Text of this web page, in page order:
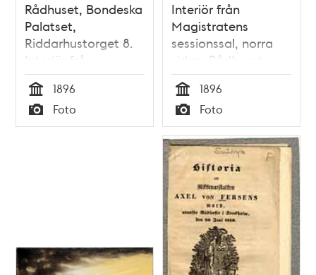
Rådhuset, Bondeska
Palatset,
Riddarhustorget 8.
Interiör från
magistratens
sessionssal, södra
delen
Tid
1896
Typ
Foto
Interiör från
Magistratens
sessionssal, norra
sidan. Rådhuset,
Bondeska palatset,
Myntgatan
Tid
1896
Typ
Foto